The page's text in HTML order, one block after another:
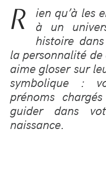
R
ien qu’à les
à un
histoire
la personnalité
aime gloser sur
symbolique :
prénoms
guider dans
naissance.